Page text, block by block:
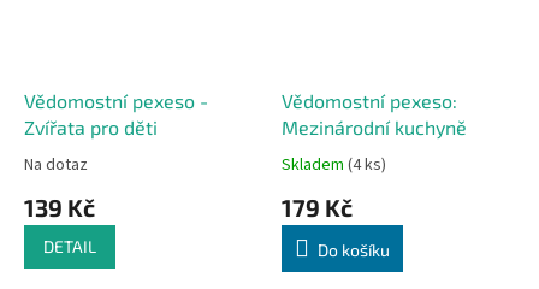
Vědomostní pexeso -
Zvířata pro děti
Na dotaz
139 Kč
DETAIL
Vědomostní pexeso:
Mezinárodní kuchyně
Skladem (4 ks)
179 Kč
Do košíku